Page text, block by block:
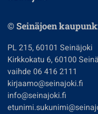
© Seinäjoen
PL 215, 60101 Seinäjoki
Kirkkokatu 6, 60100
vaihde 06 416 2111
kirjaamo@seinajoki.fi
info@seinajoki.fi